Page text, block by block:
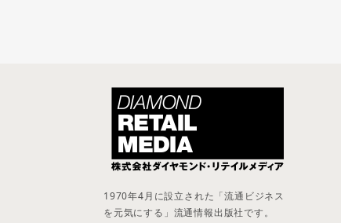
1970年4月に設立された「流通ビジネス
を元気にする」流通情報出版社です。